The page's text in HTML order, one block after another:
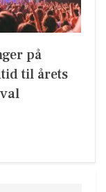
på
til årets